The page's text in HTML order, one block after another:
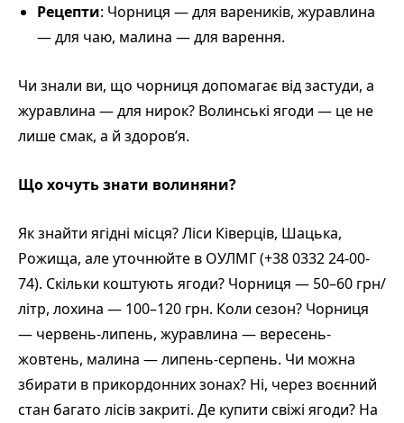
Рецепти: Чорниця — для вареників, журавлина
— для чаю, малина — для варення.
Чи знали ви, що чорниця допомагає від застуди, а
журавлина — для нирок? Волинські ягоди — це не
лише смак, а й здоров’я.
Що хочуть знати волиняни?
Як знайти ягідні місця? Ліси Ківерців, Шацька,
Рожища, але уточнюйте в ОУЛМГ (+38 0332 24-00-
74). Скільки коштують ягоди? Чорниця — 50–60 грн/
літр, лохина — 100–120 грн. Коли сезон? Чорниця
— червень-липень, журавлина — вересень-
жовтень, малина — липень-серпень. Чи можна
збирати в прикордонних зонах? Ні, через воєнний
стан багато лісів закриті. Де купити свіжі ягоди? На